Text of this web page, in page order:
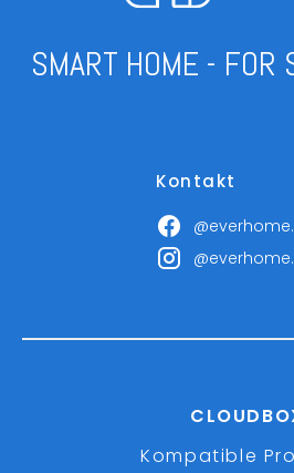
SMART HOME - FOR
Kontakt
Kompatible